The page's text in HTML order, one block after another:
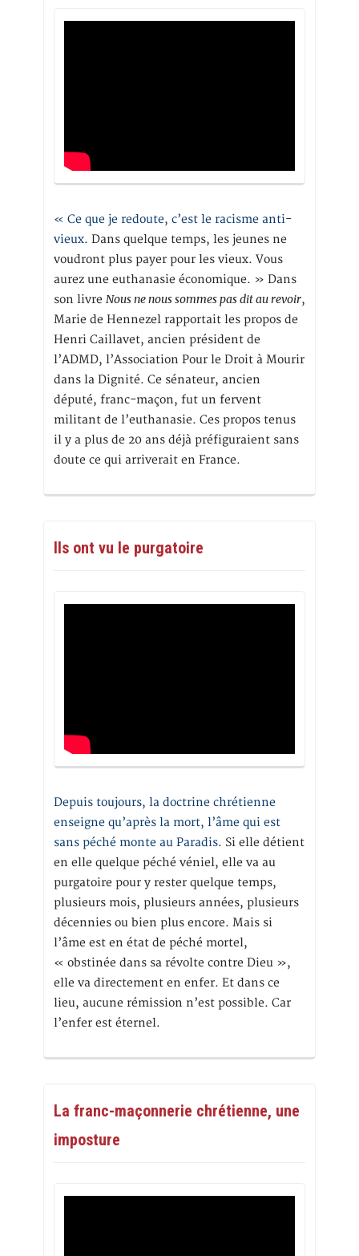
« Ce que je redoute, c’est le racisme anti-
vieux. Dans quelque temps, les jeunes ne
voudront plus payer pour les vieux. Vous
aurez une euthanasie économique. » Dans
son livre Nous ne nous sommes pas dit au revoir,
Marie de Hennezel rapportait les propos de
Henri Caillavet, ancien président de
l’ADMD, l’Association Pour le Droit à Mourir
dans la Dignité. Ce sénateur, ancien
député, franc-maçon, fut un fervent
militant de l’euthanasie. Ces propos tenus
il y a plus de 20 ans déjà préfiguraient sans
doute ce qui arriverait en France.
Ils ont vu le purgatoire
Depuis toujours, la doctrine chrétienne
enseigne qu’après la mort, l’âme qui est
sans péché monte au Paradis. Si elle détient
en elle quelque péché véniel, elle va au
purgatoire pour y rester quelque temps,
plusieurs mois, plusieurs années, plusieurs
décennies ou bien plus encore. Mais si
l’âme est en état de péché mortel,
« obstinée dans sa révolte contre Dieu »,
elle va directement en enfer. Et dans ce
lieu, aucune rémission n’est possible. Car
l’enfer est éternel.
La franc-maçonnerie chrétienne, une
imposture